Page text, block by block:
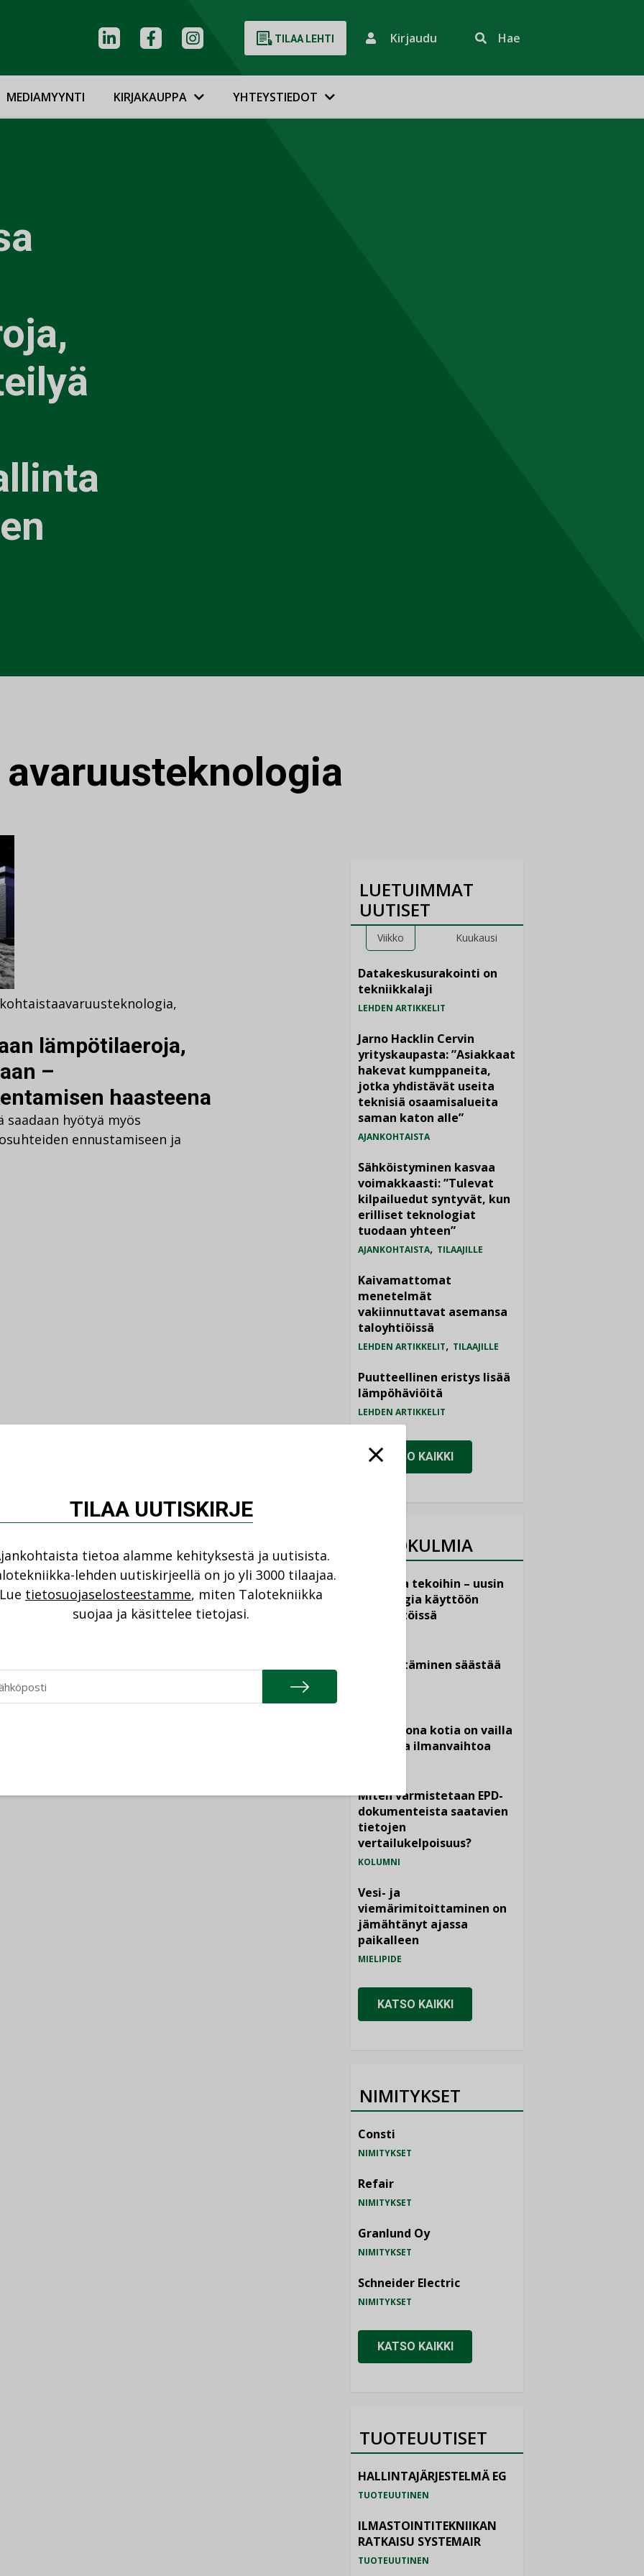
TILAA LEHTI Kirjaudu Hae
MEDIAMYYNTI KIRJAKAUPPA YHTEYSTIEDOT
avaruusteknologia
avaruusteknologia,
lämpötilaeroja,
–
haasteena
hyötyä myös
ennustamiseen ja
LUETUIMMAT
UUTISET
Viikko Kuukausi
Datakeskusurakointi on
tekniikkalaji
LEHDEN ARTIKKELIT
Jarno Hacklin Cervin
yrityskaupasta: ”Asiakkaat
hakevat kumppaneita,
jotka yhdistävät useita
teknisiä osaamisalueita
saman katon alle”
AJANKOHTAISTA
Sähköistyminen kasvaa
voimakkaasti: ”Tulevat
kilpailuedut syntyvät, kun
erilliset teknologiat
tuodaan yhteen”
AJANKOHTAISTA, TILAAJILLE
Kaivamattomat
menetelmät
vakiinnuttavat asemansa
taloyhtiöissä
LEHDEN ARTIKKELIT, TILAAJILLE
Puutteellinen eristys lisää
lämpöhäviöitä
LEHDEN ARTIKKELIT
KATSO KAIKKI
NÄKÖKULMIA
Puheista tekoihin – uusin
teknologia käyttöön
kiinteistöissä
Sähköistäminen säästää
Yli miljoona kotia on vailla
toimivaa ilmanvaihtoa
Miten varmistetaan EPD-
dokumenteista saatavien
tietojen
vertailukelpoisuus?
KOLUMNI
Vesi- ja
viemärimitoittaminen on
jämähtänyt ajassa
paikalleen
MIELIPIDE
KATSO KAIKKI
NIMITYKSET
Consti
NIMITYKSET
Refair
NIMITYKSET
Granlund Oy
NIMITYKSET
Schneider Electric
NIMITYKSET
KATSO KAIKKI
TUOTEUUTISET
HALLINTAJÄRJESTELMÄ EG
TUOTEUUTINEN
ILMASTOINTITEKNIIKAN
RATKAISU SYSTEMAIR
TUOTEUUTINEN
TILAA UUTISKIRJE
tietoa alamme kehityksestä ja uutisista.
lehden uutiskirjeellä on jo yli 3000 tilaajaa.
Lue tietosuojaselosteestamme, miten Talotekniikka
suojaa ja käsittelee tietojasi.